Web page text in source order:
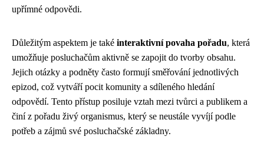
upřímné odpovědi.
Důležitým aspektem je také interaktivní povaha pořadu, která
umožňuje posluchačům aktivně se zapojit do tvorby obsahu.
Jejich otázky a podněty často formují směřování jednotlivých
epizod, což vytváří pocit komunity a sdíleného hledání
odpovědí. Tento přístup posiluje vztah mezi tvůrci a publikem a
činí z pořadu živý organismus, který se neustále vyvíjí podle
potřeb a zájmů své posluchačské základny.